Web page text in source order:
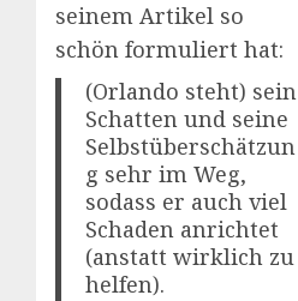
seinem Artikel so
schön formuliert hat:
(Orlando steht) sein
Schatten und seine
Selbstüberschätzun
g sehr im Weg,
sodass er auch viel
Schaden anrichtet
(anstatt wirklich zu
helfen).